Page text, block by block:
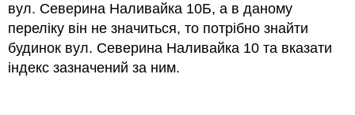
вул. Северина Наливайка 10Б, а в даному
переліку він не значиться, то потрібно знайти
будинок вул. Северина Наливайка 10 та вказати
індекс зазначений за ним.